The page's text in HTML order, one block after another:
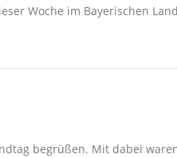
Woche im Bayerischen
begrüßen. Mit dabei